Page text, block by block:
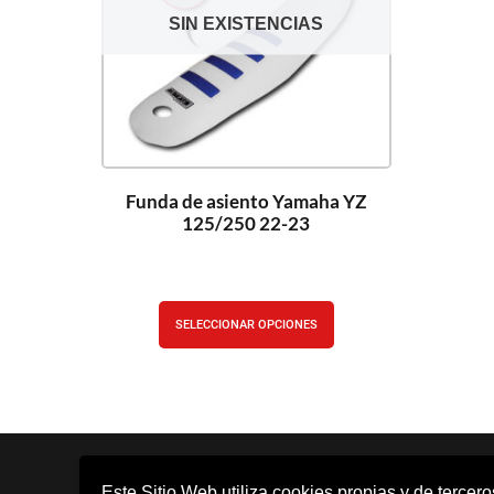
SIN EXISTENCIAS
Funda de asiento Yamaha YZ
125/250 22-23
SELECCIONAR OPCIONES